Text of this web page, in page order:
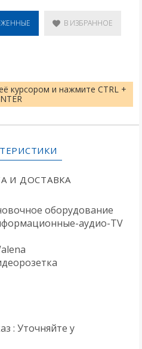
В ИЗБРАННОЕ
курсором и нажмите CTRL +
И ДОСТАВКА
оборудование
аудио-TV
: Уточняйте у